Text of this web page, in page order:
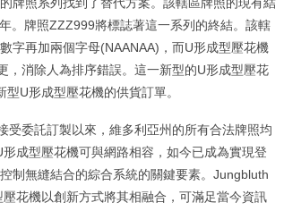
。牌照ZZZ999將標誌著這一系列的終結。該轄
字再加兩個字母(NAANAA)，而U形成型壓花機
，消除人為排序錯誤。這一新型的U形成型壓花
U形成型壓花機的供貨訂單。
委託訂製以來，維多利亞州的所有合法牌照均
成型壓花機可與網路相容，如今已成為實現登
制無縫結合的綜合系統的關鍵要素。Jungbluth
花機以創新方式將其相融合，可滿足當今資訊